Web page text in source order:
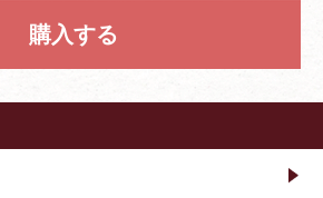
購入する